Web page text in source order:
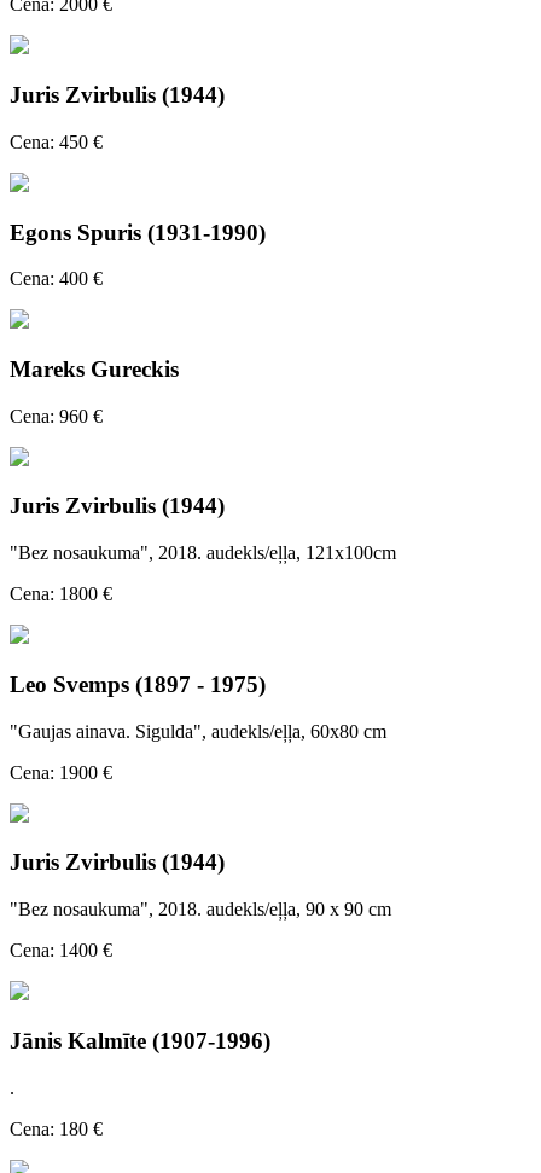
Cena: 2000 €
Juris Zvirbulis (1944)
Cena: 450 €
Egons Spuris (1931-1990)
Cena: 400 €
Mareks Gureckis
Cena: 960 €
Juris Zvirbulis (1944)
"Bez nosaukuma", 2018. audekls/eļļa, 121x100cm
Cena: 1800 €
Leo Svemps (1897 - 1975)
"Gaujas ainava. Sigulda", audekls/eļļa, 60x80 cm
Cena: 1900 €
Juris Zvirbulis (1944)
"Bez nosaukuma", 2018. audekls/eļļa, 90 x 90 cm
Cena: 1400 €
Jānis Kalmīte (1907-1996)
.
Cena: 180 €